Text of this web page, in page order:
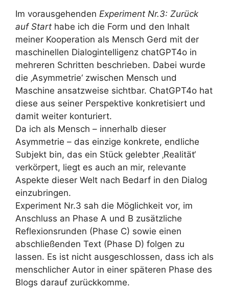
Im vorausgehenden Experiment Nr.3: Zurück
auf Start habe ich die Form und den Inhalt
meiner Kooperation als Mensch Gerd mit der
maschinellen Dialogintelligenz chatGPT4o in
mehreren Schritten beschrieben. Dabei wurde
die ‚Asymmetrie‘ zwischen Mensch und
Maschine ansatzweise sichtbar. ChatGPT4o hat
diese aus seiner Perspektive konkretisiert und
damit weiter konturiert.
Da ich als Mensch – innerhalb dieser
Asymmetrie – das einzige konkrete, endliche
Subjekt bin, das ein Stück gelebter ‚Realität‘
verkörpert, liegt es auch an mir, relevante
Aspekte dieser Welt nach Bedarf in den Dialog
einzubringen.
Experiment Nr.3 sah die Möglichkeit vor, im
Anschluss an Phase A und B zusätzliche
Reflexionsrunden (Phase C) sowie einen
abschließenden Text (Phase D) folgen zu
lassen. Es ist nicht ausgeschlossen, dass ich als
menschlicher Autor in einer späteren Phase des
Blogs darauf zurückkomme.